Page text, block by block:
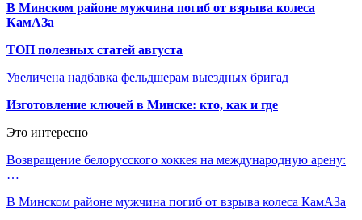
В Минском районе мужчина погиб от взрыва колеса
КамАЗа
ТОП полезных статей августа
Увеличена надбавка фельдшерам выездных бригад
Изготовление ключей в Минске: кто, как и где
Это интересно
Возвращение белорусского хоккея на международную арену:
…
В Минском районе мужчина погиб от взрыва колеса КамАЗа